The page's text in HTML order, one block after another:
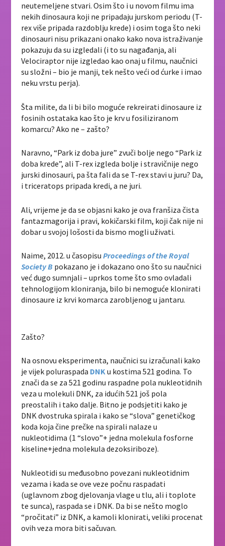
neutemeljene stvari. Osim što i u novom filmu ima
nekih dinosaura koji ne pripadaju jurskom periodu (T-
rex više pripada razdoblju krede) i osim toga što neki
dinosauri nisu prikazani onako kako nova istraživanje
pokazuju da su izgledali (i to su nagađanja, ali
Velociraptor nije izgledao kao onaj u filmu, naučnici
su složni – bio je manji, tek nešto veći od ćurke i imao
neku vrstu perja).
Šta milite, da li bi bilo moguće rekreirati dinosaure iz
fosinih ostataka kao što je krv u fosiliziranom
komarcu? Ako ne – zašto?
Naravno, “Park iz doba jure” zvuči bolje nego “Park iz
doba krede”, ali T-rex izgleda bolje i stravičnije nego
jurski dinosauri, pa šta fali da se T-rex stavi u juru? Da,
i triceratops pripada kredi, a ne juri.
Ali, vrijeme je da se objasni kako je ova franšiza čista
fantazmagorija i pravi, kokičarski film, koji čak nije ni
dobar u svojoj lošosti da bismo mogli uživati.
Naime, 2012. u časopisu Proceedings of the Royal
Society B pokazano je i dokazano ono što su naučnici
već dugo sumnjali – uprkos tome što smo ovladali
tehnologijom kloniranja, bilo bi nemoguće klonirati
dinosaure iz krvi komarca zarobljenog u jantaru.
Zašto?
Na osnovu eksperimenta, naučnici su izračunali kako
je vijek poluraspada DNKu kostima 521 godina. To
znači da se za 521 godinu raspadne pola nukleotidnih
veza u molekuli DNK, za idućih 521 još pola
preostalih i tako dalje. Bitno je podsjetiti kako je
DNK dvostruka spirala i kako se “slova” genetičkog
koda koja čine prečke na spirali nalaze u
nukleotidima (1 “slovo”+ jedna molekula fosforne
kiseline+jedna molekula dezoksiriboze).
Nukleotidi su međusobno povezani nukleotidnim
vezama i kada se ove veze počnu raspadati
(uglavnom zbog djelovanja vlage u tlu, ali i toplote
te sunca), raspada se i DNK. Da bi se nešto moglo
“pročitati” iz DNK, a kamoli klonirati, veliki procenat
ovih veza mora biti sačuvan.